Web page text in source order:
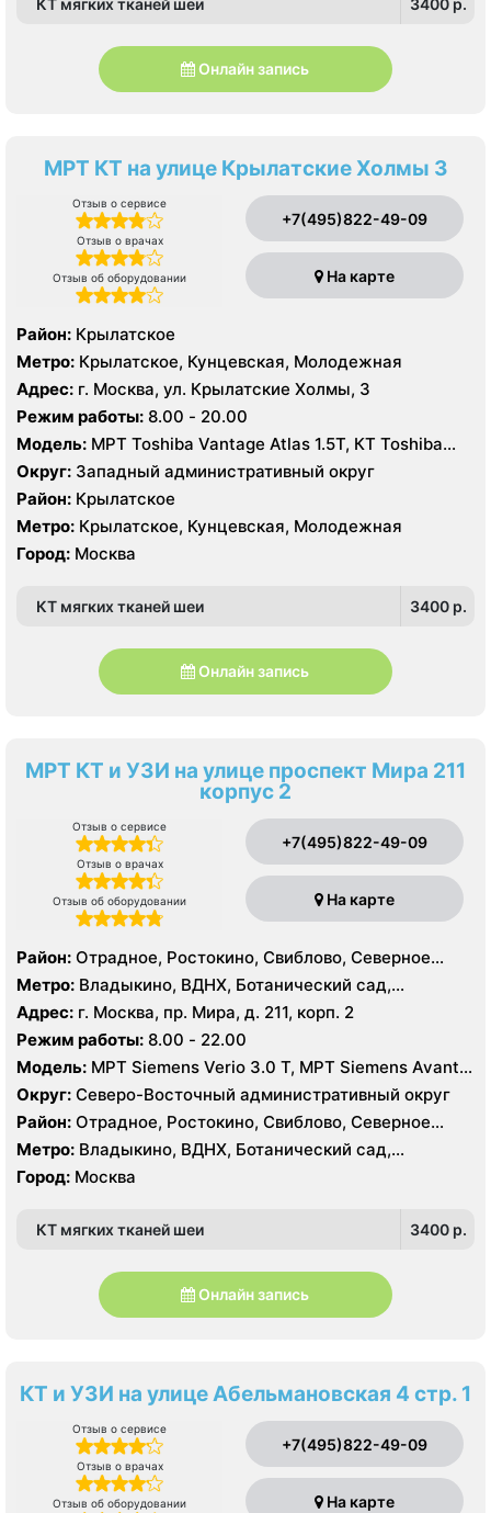
Онлайн запись
МРТ КТ на улице Крылатские Холмы 3
Отзыв о сервисе
Отзыв о врачах
Отзыв об оборудовании
+7(495)822-49-09
На карте
Район: Крылатское
Метро: Крылатское, Кунцевская, Молодежная
Адрес: г. Москва, ул. Крылатские Холмы, 3
Режим работы: 8.00 - 20.00
Модель: МРТ Toshiba Vantage Atlas 1.5Т, КТ Toshiba
Aquilion 64 среза
Округ: Западный административный округ
Район: Крылатское
Метро: Крылатское, Кунцевская, Молодежная
Город: Москва
КТ мягких тканей шеи 3400 p.
Онлайн запись
МРТ КТ и УЗИ на улице проспект Мира 211
корпус 2
Отзыв о сервисе
Отзыв о врачах
Отзыв об оборудовании
+7(495)822-49-09
На карте
Район: Отрадное, Ростокино, Свиблово, Северное
Медведково, Южное Медведково, Ярославский
Метро: Владыкино, ВДНХ, Ботанический сад,
Белокаменная , Бабушкинская, Отрадное, Ростокино,
Свиблово
Адрес: г. Москва, пр. Мира, д. 211, корп. 2
Режим работы: 8.00 - 22.00
Модель: МРТ Siemens Verio 3.0 Т, МРТ Siemens Avanta
1.5 Т, КТ Siemens Somatom Definition 256 срезов, УЗИ
Esaote MyLab 70
Округ: Северо-Восточный административный округ
Район: Отрадное, Ростокино, Свиблово, Северное
Медведково, Южное Медведково, Ярославский
Метро: Владыкино, ВДНХ, Ботанический сад,
Белокаменная , Бабушкинская, Отрадное, Ростокино,
Свиблово
Город: Москва
КТ мягких тканей шеи 3400 p.
Онлайн запись
КТ и УЗИ на улице Абельмановская 4 стр. 1
Отзыв о сервисе
Отзыв о врачах
Отзыв об оборудовании
+7(495)822-49-09
На карте